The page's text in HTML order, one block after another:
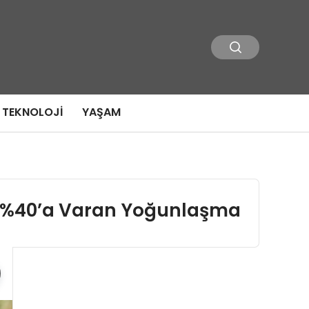
TEKNOLOJI YAŞAM
Varan Yoğunlaşma